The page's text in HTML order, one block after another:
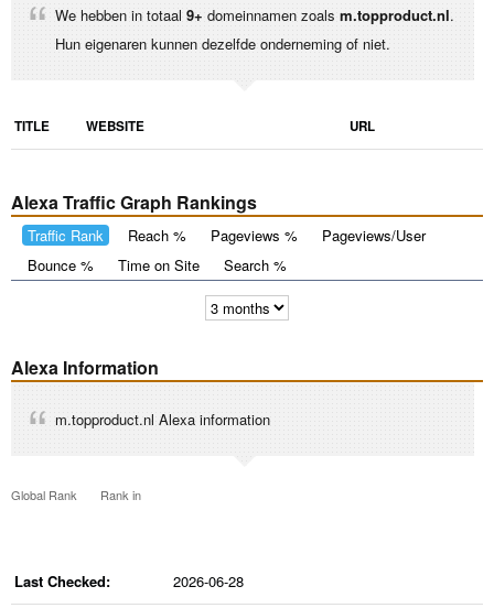
We hebben in totaal 9+ domeinnamen zoals m.topproduct.nl.
Hun eigenaren kunnen dezelfde onderneming of niet.
TITLE WEBSITE URL
Alexa Traffic Graph Rankings
Traffic Rank Reach % Pageviews %
Pageviews/User
Bounce %
Time on Site Search %
Alexa Information
m.topproduct.nl Alexa information
Global Rank Rank in
Last Checked: 2026-06-28